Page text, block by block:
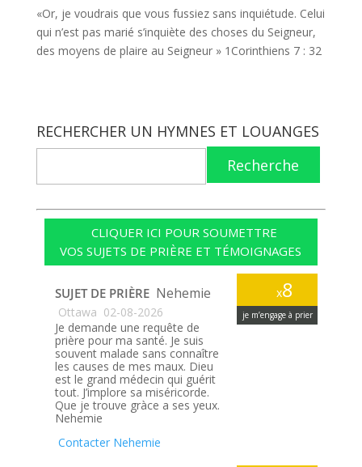
«Or, je voudrais que vous fussiez sans inquiétude. Celui
qui n’est pas marié s’inquiète des choses du Seigneur,
des moyens de plaire au Seigneur » 1Corinthiens 7 : 32
RECHERCHER UN HYMNES ET LOUANGES
Recherche
CLIQUER ICI POUR SOUMETTRE
VOS SUJETS DE PRIÈRE ET TÉMOIGNAGES
x8
je m’engage à prier
SUJET DE PRIÈRE Nehemie
Ottawa 02-08-2026
Je demande une requête de
prière pour ma santé. Je suis
souvent malade sans connaître
les causes de mes maux. Dieu
est le grand médecin qui guérit
tout. J’implore sa miséricorde.
Que je trouve gràce a ses yeux.
Nehemie
Contacter Nehemie